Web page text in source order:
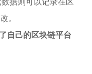
据则可以记录在区
。
自己的区块链平台